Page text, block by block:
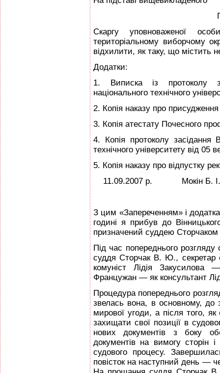
Скаргу уповноваженої
територіальному виборчому
відхилити, як таку, що містить
Додатки:
1. Виписка із протоколу
національного технічного
2. Копія наказу про
3. Копія атестату Почесного
4. Копія протоколу засідання
технічного університету від 05
5. Копія наказу про відпустку
11.09.2007 р. Мокін Б. І.
З цим «Запереченням» і
годині я прибув до
призначений суддею
Під час попереднього
суддя Сторчак В. Ю.,
комуніст Лідія
Францужан — як консультант
Процедура попереднього
звелась вона, в основному,
мирової угоди, а після того,
захищати свої позиції в
нових документів з боку
документів на вимогу сторін і
судового процесу.
повісток на наступний день —